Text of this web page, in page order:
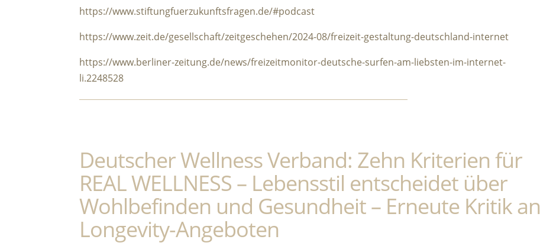
https://www.stiftungfuerzukunftsfragen.de/#podcast
https://www.zeit.de/gesellschaft/zeitgeschehen/2024-08/freizeit-gestaltung-deutschland-internet
https://www.berliner-zeitung.de/news/freizeitmonitor-deutsche-surfen-am-liebsten-im-internet-
li.2248528
Deutscher Wellness Verband: Zehn Kriterien für
REAL WELLNESS – Lebensstil entscheidet über
Wohlbefinden und Gesundheit – Erneute Kritik an
Longevity-Angeboten